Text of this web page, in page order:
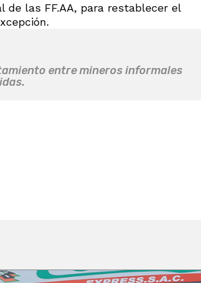
de las FF.AA, para restablecer el
entre mineros informales